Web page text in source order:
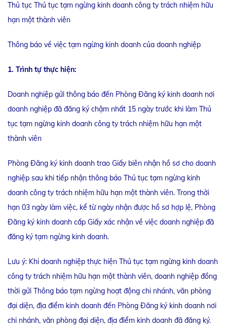
Thủ tục Thủ tục tạm ngừng kinh doanh công ty trách nhiệm hữu
hạn một thành viên
Thông báo về việc tạm ngừng kinh doanh của doanh nghiệp
1. Trình tự thực hiện:
Doanh nghiệp gửi thông báo đến Phòng Đăng ký kinh doanh nơi
doanh nghiệp đã đăng ký chậm nhất 15 ngày trước khi làm Thủ
tục tạm ngừng kinh doanh công ty trách nhiệm hữu hạn một
thành viên
Phòng Đăng ký kinh doanh trao Giấy biên nhận hồ sơ cho doanh
nghiệp sau khi tiếp nhận thông báo Thủ tục tạm ngừng kinh
doanh công ty trách nhiệm hữu hạn một thành viên. Trong thời
hạn 03 ngày làm việc, kể từ ngày nhận được hồ sơ hợp lệ, Phòng
Đăng ký kinh doanh cấp Giấy xác nhận về việc doanh nghiệp đã
đăng ký tạm ngừng kinh doanh.
Lưu ý: Khi doanh nghiệp thực hiện Thủ tục tạm ngừng kinh doanh
công ty trách nhiệm hữu hạn một thành viên, doanh nghiệp đồng
thời gửi Thông báo tạm ngừng hoạt động chi nhánh, văn phòng
đại diện, địa điểm kinh doanh đến Phòng Đăng ký kinh doanh nơi
chi nhánh, văn phòng đại diện, địa điểm kinh doanh đã đăng ký.